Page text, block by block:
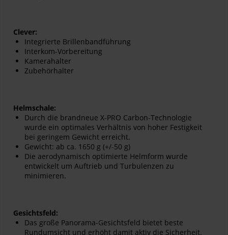
Clever:
Integrierte Brillenbandführung
Interkom-Vorbereitung
Kamerahalter
Zubehörhalter
Helmschale:
Durch die brandneue X-PRO Carbon-Technologie
wurde ein optimales Verhältnis von hoher Festigkeit
bei geringem Gewicht erreicht.
Gewicht: ab ca. 1650 g (+/-50 g)
Die aerodynamisch optimierte Helmform wurde
entwickelt um Auftrieb und Turbulenzen zu
minimieren.
Gesichtsfeld:
Das große Panorama-Gesichtsfeld bietet beste
Rundumsicht und erhöht damit aktiv die Sicherheit.